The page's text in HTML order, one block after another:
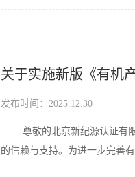
关于实施新版《有机
发布时间：2025.12.30
尊敬的北京新纪源认证有限
的信赖与支持。为进一步完善